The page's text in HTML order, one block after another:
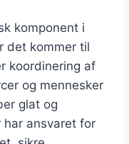
komponent i
det kommer til
koordinering af
og mennesker
glat og
ansvaret for